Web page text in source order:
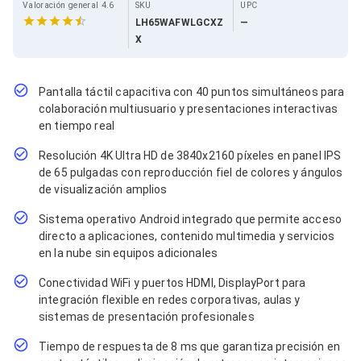
Cables Coaxiales
Accesorios para Cables
Tapas y Cajas
Herramientas para Cables
Pinzas Ponchadoras
Probadores de Cable
Cortadoras de Cable
Protectores para Cables
Cables para Impresoras
Bobinas
Cableado Estructurado
Sujetadores de Cables
Cinchos
Adaptadores
Adaptadores PC
Adaptadores PC USB
Adaptadores PC Serial
Adaptadores PC SATA
Adaptadores PC IDE
Adaptadores PC Teclado
Valoración general 4.6 SKU
LH65WAFWLGCXZ
X
UPC
—
Pantalla táctil capacitiva con 40 puntos simultáneos para
colaboración multiusuario y presentaciones interactivas
en tiempo real
Resolución 4K Ultra HD de 3840x2160 píxeles en panel IPS
de 65 pulgadas con reproducción fiel de colores y ángulos
de visualización amplios
Sistema operativo Android integrado que permite acceso
directo a aplicaciones, contenido multimedia y servicios
en la nube sin equipos adicionales
Conectividad WiFi y puertos HDMI, DisplayPort para
integración flexible en redes corporativas, aulas y
sistemas de presentación profesionales
Tiempo de respuesta de 8 ms que garantiza precisión en